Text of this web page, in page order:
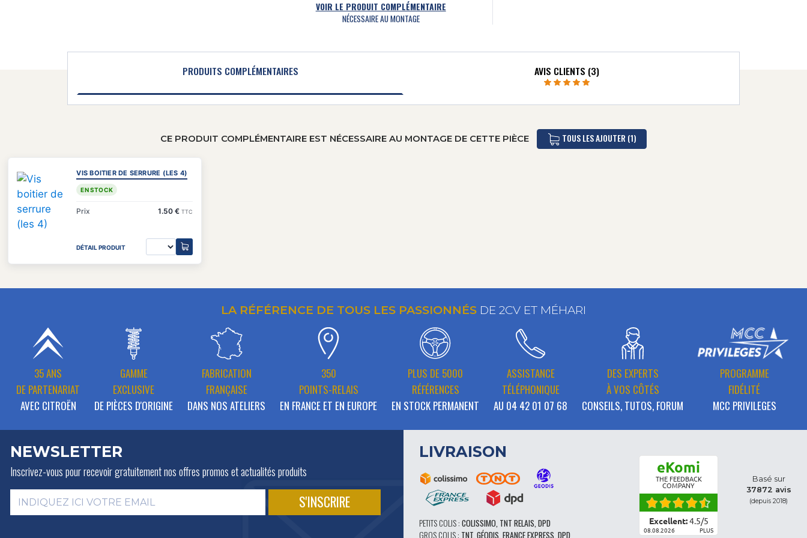
VOIR LE PRODUIT COMPLÉMENTAIRE
NÉCESSAIRE AU MONTAGE
PRODUITS COMPLÉMENTAIRES AVIS CLIENTS (3)
CE PRODUIT COMPLÉMENTAIRE EST NÉCESSAIRE AU MONTAGE DE CETTE PIÈCE TOUS LES AJOUTER (1)
VIS BOITIER DE SERRURE (LES 4)
EN STOCK
Prix 1.50 € TTC
DÉTAIL PRODUIT
LA RÉFÉRENCE DE TOUS LES PASSIONNÉS DE 2CV ET MÉHARI
35 ANS
DE PARTENARIAT
AVEC CITROËN
GAMME
EXCLUSIVE
DE PIÈCES D'ORIGINE
FABRICATION
FRANÇAISE
DANS NOS ATELIERS
350
POINTS-RELAIS
EN FRANCE ET EN EUROPE
PLUS DE 5000
RÉFÉRENCES
EN STOCK PERMANENT
ASSISTANCE
TÉLÉPHONIQUE
AU 04 42 01 07 68
DES EXPERTS
À VOS CÔTÉS
CONSEILS, TUTOS, FORUM
PROGRAMME
FIDÉLITÉ
MCC PRIVILEGES
NEWSLETTER
Inscrivez-vous pour recevoir gratuitementnos offres promos et actualités produits
LIVRAISON
PETITS COLIS : COLISSIMO, TNT RELAIS, DPD
GROS COLIS : TNT, GÉODIS, FRANCE EXPRESS, DPD
eKomi
THE FEEDBACK
COMPANY
Excellent:4.5/5
08.08.2026 PLUS
Basé sur
37872 avis
(depuis 2018)